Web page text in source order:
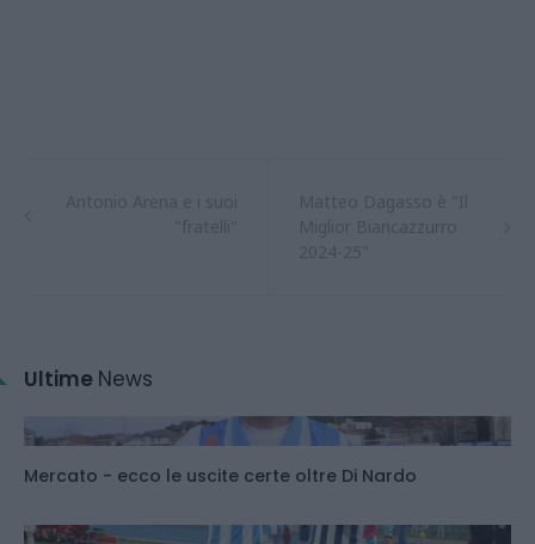
Ultime News
Mercato - ecco le uscite certe oltre Di Nardo